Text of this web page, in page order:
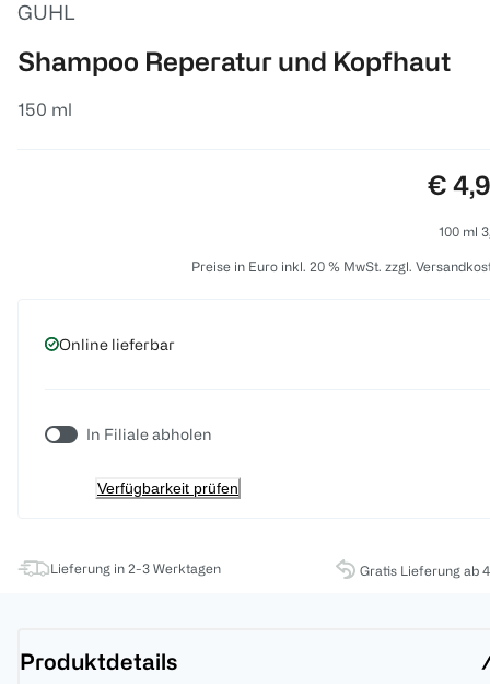
GUHL
Shampoo Reperatur und Kopfhaut
150 ml
€
100 ml
Preise in Euro inkl. 20 % MwSt. zzgl.
Online lieferbar
In Filiale abholen
Verfügbarkeit prüfen
Lieferung in 2-3 Werktagen Gratis Lieferung ab
Produktdetails